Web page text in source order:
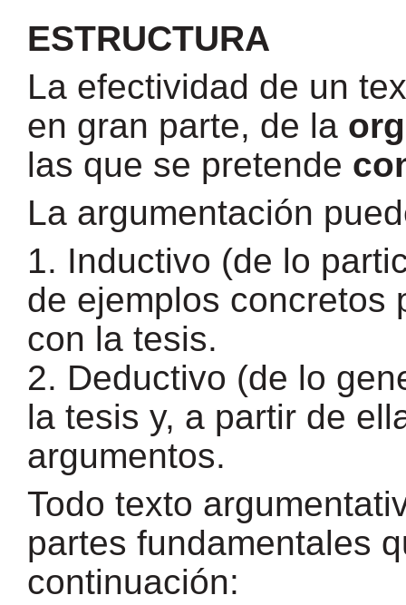
ESTRUCTURA
La efectividad de un
en gran parte, de la
las que se pretende
La argumentación
1. Inductivo (de lo
de ejemplos concretos
con la tesis.
2. Deductivo (de lo
la tesis y, a partir de
argumentos.
Todo texto
partes fundamentales
continuación: